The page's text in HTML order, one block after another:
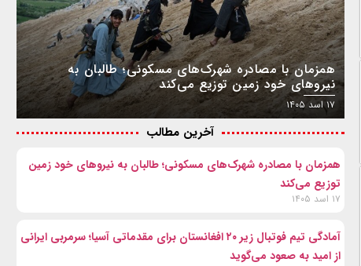
همزمان با مصادره شهرک‌های مسکونی؛ طالبان به
نیروهای خود زمین توزیع می‌کند
۱۷ اسد ۱۴۰۵
آخرین مطالب
همزمان با مصادره شهرک‌های مسکونی؛ طالبان به نیروهای خود زمین
توزیع می‌کند
۱۷ اسد ۱۴۰۵
آمادگی تیم فوتبال زیر ۲۰ افغانستان برای مقدماتی آسیا؛ سرمربی ایرانی
از امید به صعود می‌گوید